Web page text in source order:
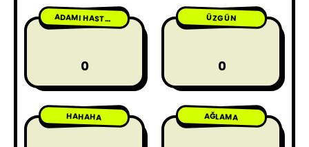
ADAMI HASTA ETME
0
ÜZGÜN
0
HAHAHA AĞLAMA